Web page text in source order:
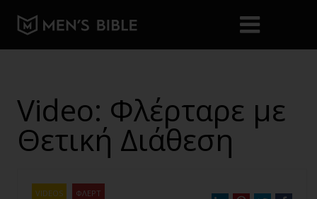
Video: Φλέρταρε με
Θετική Διάθεση
VIDEOS ΦΛΕΡΤ